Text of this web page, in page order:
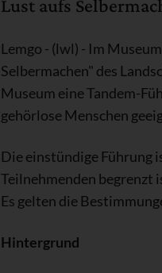
Lust aufs
Lemgo - (lwl) - Im
Selbermachen" des
Museum eine Tandem-
gehörlose Menschen
Die einstündige Führung
Teilnehmenden begrenzt
Es gelten die
Hintergrund